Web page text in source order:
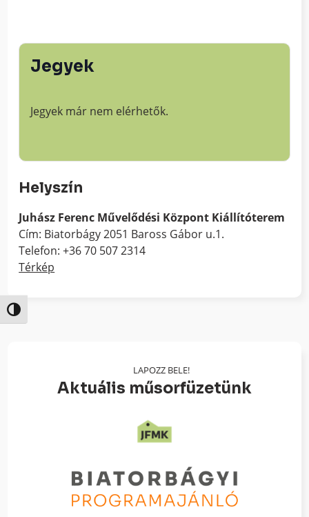
Nagy kontraszt váltása
Jegyek
Jegyek már nem elérhetők.
Helyszín
Juhász Ferenc Művelődési Központ Kiállítóterem
Cím: Biatorbágy 2051 Baross Gábor u.1.
Telefon: +36 70 507 2314
Térkép
LAPOZZ BELE!
Aktuális műsorfüzetünk